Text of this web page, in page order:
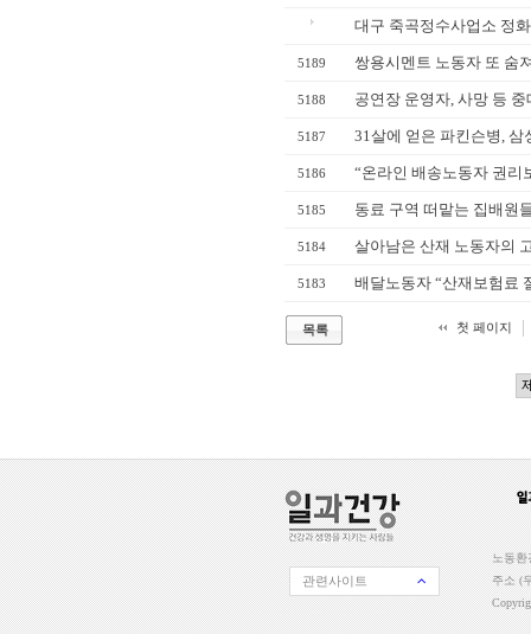
대구 죽곡정수사업소 정
5189 쌍용시멘트 노동자 또 숨
5188 공연장 운영자, 사망 등
5187 31살에 얻은 파킨슨병,
5186 “온라인 배송노동자 권리
5185 동료 구역 떠맡는 집배원
5184 살아남은 산재 노동자의
5183 배달노동자 “산재보험료
목록 첫 페이지
관련사이트
노동환
주소 (